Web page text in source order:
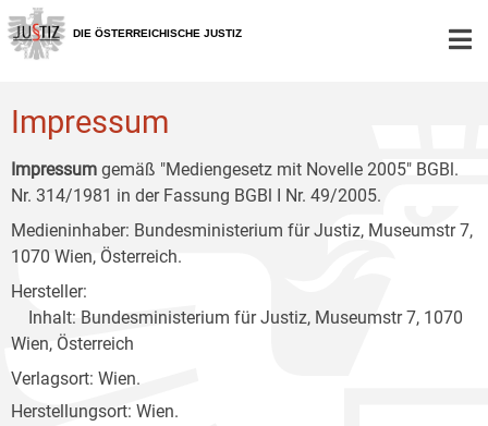
Zur
Hauptnavigation
[1]
Zum
Inhalt
[2]
Zum
Untermenü
[3]
DIE ÖSTERREICHISCHE JUSTIZ
Impressum
Impressum gemäß "Mediengesetz mit Novelle 2005" BGBl.
Nr. 314/1981 in der Fassung BGBl I Nr. 49/2005.
Medieninhaber: Bundesministerium für Justiz, Museumstr 7,
1070 Wien, Österreich.
Hersteller:
Inhalt: Bundesministerium für Justiz, Museumstr 7, 1070
Wien, Österreich
Verlagsort: Wien.
Herstellungsort: Wien.